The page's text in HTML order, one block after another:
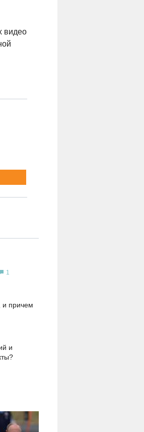
видео
1
и причем
и